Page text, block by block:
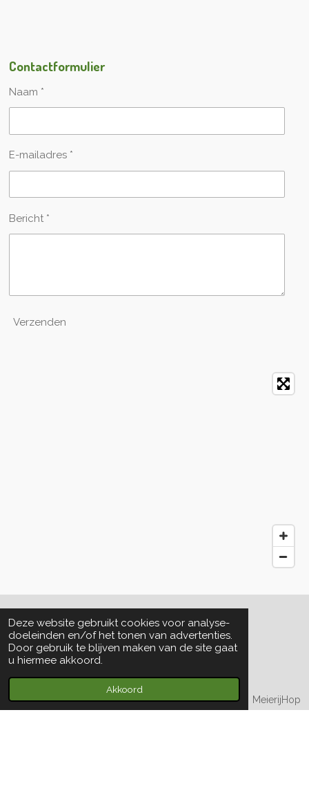
Deze website gebruikt cookies voor analyse-
doeleinden en/of het tonen van advertenties.
Door gebruik te blijven maken van de site gaat
u hiermee akkoord.
Akkoord
Contactformulier
Naam *
E-mailadres *
Bericht *
Verzenden
MeierijHop